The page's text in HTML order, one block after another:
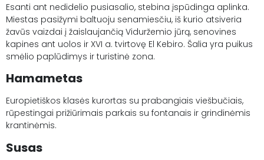
Esanti ant nedidelio pusiasalio, stebina įspūdinga aplinka.
Miestas pasižymi baltuoju senamiesčiu, iš kurio atsiveria
žavūs vaizdai į žaislaujančią Viduržemio jūrą, senovines
kapines ant uolos ir XVI a. tvirtovę El Kebiro. Šalia yra puikus
smėlio paplūdimys ir turistinė zona.
Hamametas
Europietiškos klasės kurortas su prabangiais viešbučiais,
rūpestingai prižiūrimais parkais su fontanais ir grindinėmis
krantinėmis.
Susas